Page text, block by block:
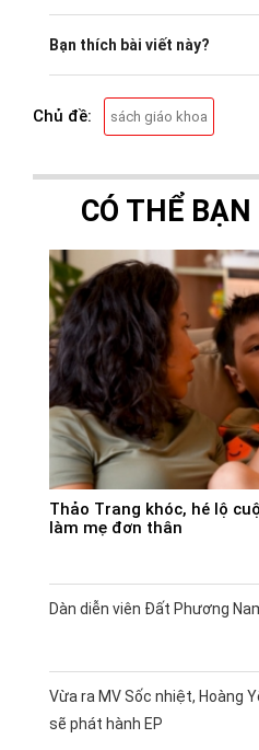
Bạn thích bài viết này?
Chủ đề: sách giáo khoa
CÓ THỂ
Thảo Trang khóc, hé lộ
làm mẹ đơn thân
Dàn diễn viên Đất Phương
Vừa ra MV Sốc nhiệt, Hoàng
sẽ phát hành EP